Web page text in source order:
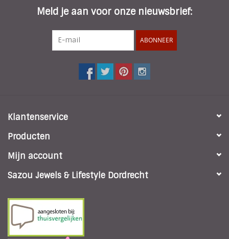
* Hoogte: 22,5 cm
* Breedte: 22 uitlopend naar 33 cm
Meld je aan voor onze nieuwsbrief:
ABONNEER
Klantenservice
Producten
Mijn account
Sazou Jewels & Lifestyle Dordrecht